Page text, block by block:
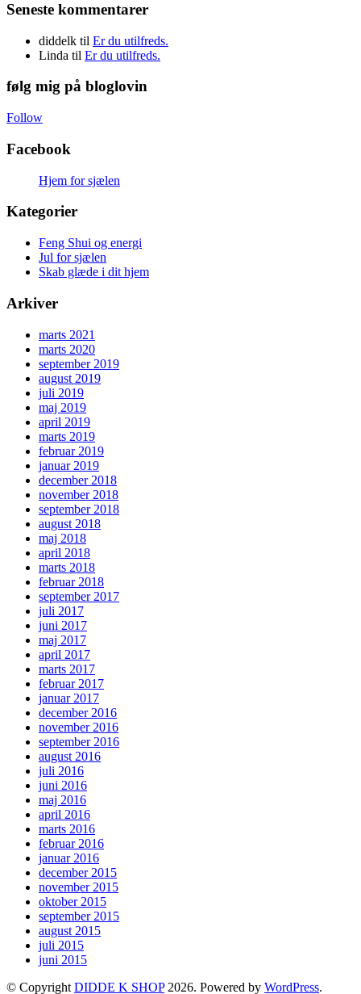
Seneste kommentarer
diddelk til Er du utilfreds.
Linda til Er du utilfreds.
følg mig på bloglovin
Follow
Facebook
Hjem for sjælen
Kategorier
Feng Shui og energi
Jul for sjælen
Skab glæde i dit hjem
Arkiver
marts 2021
marts 2020
september 2019
august 2019
juli 2019
maj 2019
april 2019
marts 2019
februar 2019
januar 2019
december 2018
november 2018
september 2018
august 2018
maj 2018
april 2018
marts 2018
februar 2018
september 2017
juli 2017
juni 2017
maj 2017
april 2017
marts 2017
februar 2017
januar 2017
december 2016
november 2016
september 2016
august 2016
juli 2016
juni 2016
maj 2016
april 2016
marts 2016
februar 2016
januar 2016
december 2015
november 2015
oktober 2015
september 2015
august 2015
juli 2015
juni 2015
© Copyright DIDDE K SHOP2026. Powered by WordPress.